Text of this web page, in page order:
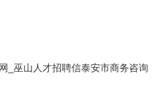
_巫山人才招聘信泰安市商务咨询